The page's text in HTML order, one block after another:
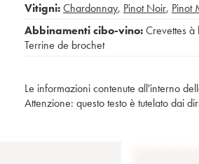
Vitigni:Chardonnay, Pinot Noir, Pinot
Abbinamenti cibo-vino:Crevettes
Terrine de brochet
Le informazioni contenute all'interno
Attenzione: questo testo è tutelato dai